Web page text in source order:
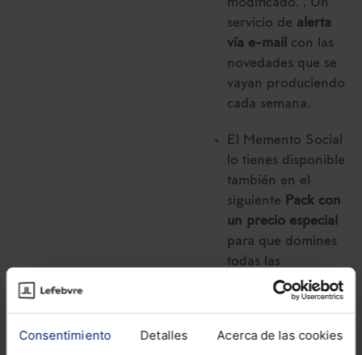
Consentimiento Detalles Acerca de las cookies
modificado. . Un
servicio de alerta
vía e-mail con las
novedades que se
vayan produciendo
cada semana.
El Memento Social
lo tienes disponible
también en el
siguiente Pack con
un precio especial
para que domines
todas las
modificaciones en
materia Laboral y
Social:Pack